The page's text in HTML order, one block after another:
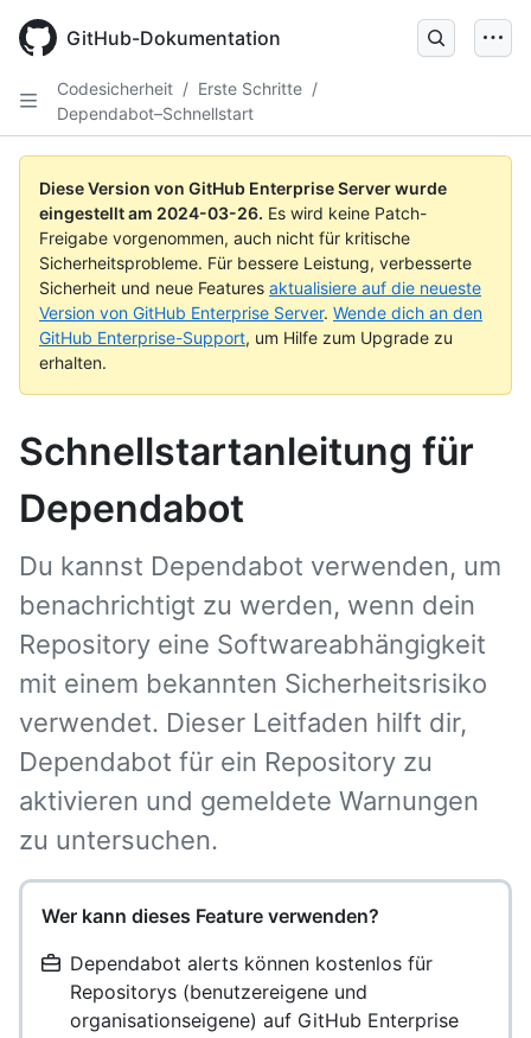
main
GitHub-Dokumentation
Codesicherheit / Erste Schritte /
Dependabot–Schnellstart
Diese Version von GitHub Enterprise Server wurde
eingestellt am 2024-03-26. Es wird keine Patch-
Freigabe vorgenommen, auch nicht für kritische
Sicherheitsprobleme. Für bessere Leistung, verbesserte
Sicherheit und neue Features aktualisiere auf die neueste
Version von GitHub Enterprise Server. Wende dich an den
GitHub Enterprise-Support, um Hilfe zum Upgrade zu
erhalten.
Schnellstartanleitung für
Dependabot
Du kannst Dependabot verwenden, um
benachrichtigt zu werden, wenn dein
Repository eine Softwareabhängigkeit
mit einem bekannten Sicherheitsrisiko
verwendet. Dieser Leitfaden hilft dir,
Dependabot für ein Repository zu
aktivieren und gemeldete Warnungen
zu untersuchen.
Wer kann dieses Feature verwenden?
Dependabot alerts können kostenlos für
Repositorys (benutzereigene und
organisationseigene) auf GitHub Enterprise